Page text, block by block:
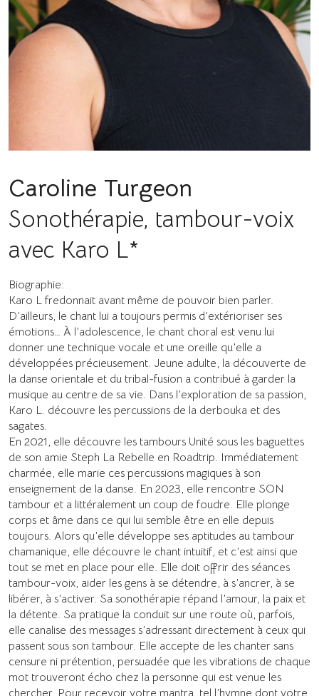
Caroline Turgeon
Sonothérapie, tambour-voix
avec Karo L*
Biographie:
Karo L fredonnait avant même de pouvoir bien parler.
D’ailleurs, le chant lui a toujours permis d’extérioriser ses
émotions… À l’adolescence, le chant choral est venu lui
donner une technique vocale et une oreille qu’elle a
développées précieusement. Jeune adulte, la découverte de
la danse orientale et du tribal-fusion a contribué à garder la
musique au centre de sa vie. Dans l’exploration de sa passion,
Karo L. découvre les percussions de la derbouka et des
sagates.
En 2021, elle découvre les tambours Unité sous les baguettes
de son amie Steph La Rebelle en Roadtrip. Immédiatement
charmée, elle marie ces percussions magiques à son
enseignement de la danse. En 2023, elle rencontre SON
tambour et a littéralement un coup de foudre. Elle plonge
corps et âme dans ce qui lui semble être en elle depuis
toujours. Alors qu’elle développe ses aptitudes au tambour
chamanique, elle découvre le chant intuitif, et c’est ainsi que
tout se met en place pour elle. Elle doit offrir des séances
tambour-voix, aider les gens à se détendre, à s’ancrer, à se
libérer, à s’activer. Sa sonothérapie répand l’amour, la paix et
la détente. Sa pratique la conduit sur une route où, parfois,
elle canalise des messages s’adressant directement à ceux qui
passent sous son tambour. Elle accepte de les chanter sans
censure ni prétention, persuadée que les vibrations de chaque
mot trouveront écho chez la personne qui est venue les
chercher. Pour recevoir votre mantra, tel l’hymne dont votre